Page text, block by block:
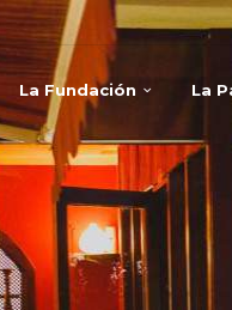
La Fundación La